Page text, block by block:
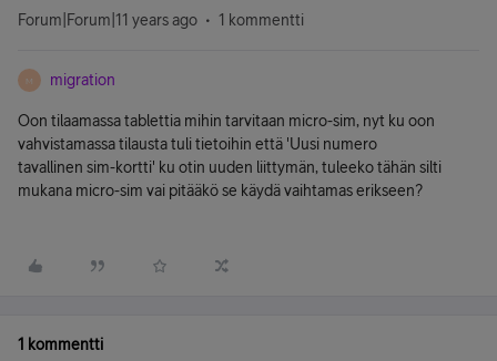
Forum|Forum|11 years ago 1 kommentti
M migration
Oon tilaamassa tablettia mihin tarvitaan micro-sim, nyt ku oon
vahvistamassa tilausta tuli tietoihin että 'Uusi numero
tavallinen sim-kortti' ku otin uuden liittymän, tuleeko tähän silti
mukana micro-sim vai pitääkö se käydä vaihtamas erikseen?
1 kommentti